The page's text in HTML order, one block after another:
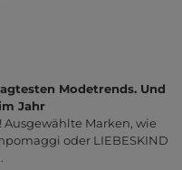
Modetrends. Und
Jahr
Ausgewählte Marken, wie
oder LIEBESKIND